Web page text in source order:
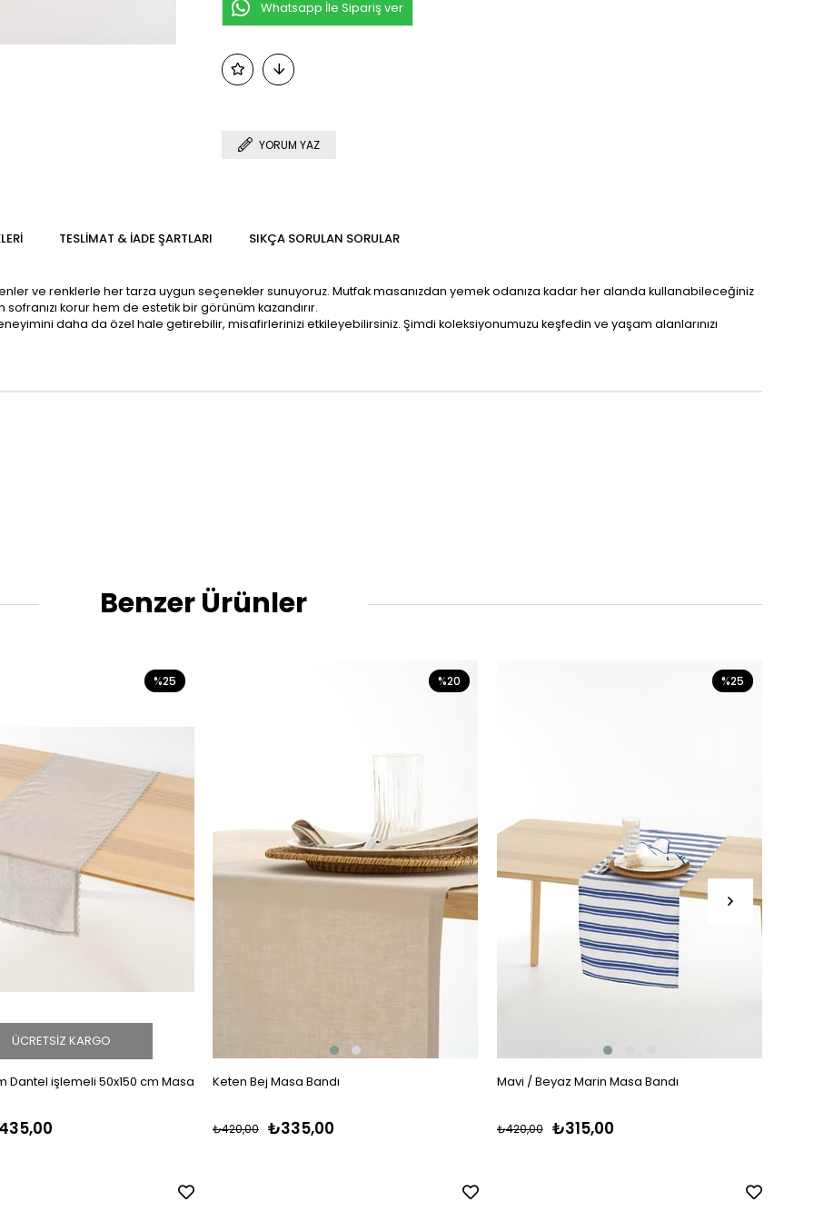
Whatsapp İle Sipariş ver
YORUM YAZ
TESLIMAT & İADE ŞARTLARI SIKÇA SORULAN SORULAR
ve renklerle her tarza uygun seçenekler sunuyoruz. Mutfak masanızdan yemek odanıza kadar her alanda kullanabileceğiniz
korur hem de estetik bir görünüm kazandırır.
daha da özel hale getirebilir, misafirlerinizi etkileyebilirsiniz. Şimdi koleksiyonumuzu keşfedin ve yaşam alanlarınızı
Benzer Ürünler
Dantel işlemeli 50x150 cm Masa
%25
ÜCRETSIZ KARGO
Keten Bej Masa Bandı
₺335,00
₺420,00
%20
Mavi / Beyaz Marin Masa Bandı
₺315,00
₺420,00
%25